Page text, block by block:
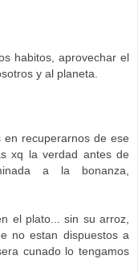
habitos, aprovechar el
y al planeta.
en recuperarnos de ese
xq la verdad antes de
a la bonanza,
el plato... sin su arroz,
no estan dispuestos a
cunado lo tengamos